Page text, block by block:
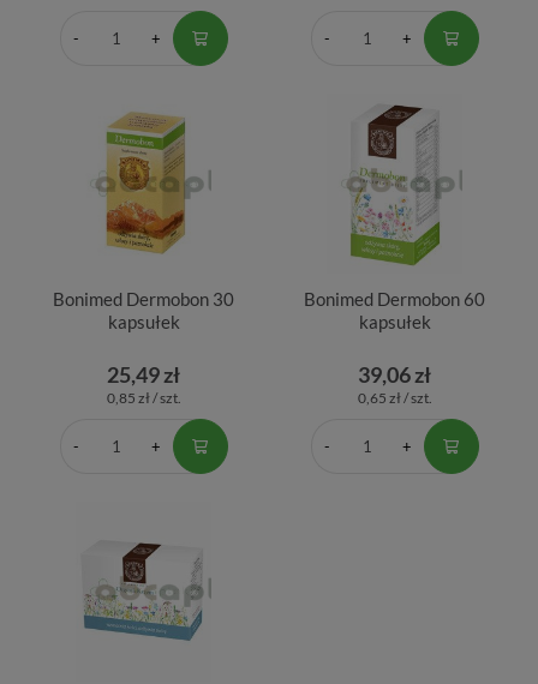
Bonimed Dermobon 30
kapsułek
25,49 zł
0,85 zł / szt.
Bonimed Dermobon 60
kapsułek
39,06 zł
0,65 zł / szt.